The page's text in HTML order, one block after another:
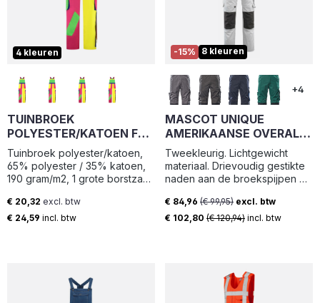
4 kleuren
TUINBROEK
POLYESTER/KATOEN FU-
GE-GR-KOR-FRANJE
MAAT 56
Tuinbroek polyester/katoen,
65% polyester / 35% katoen,
190 gram/m2, 1 grote borstzak
zijzakken, 2 intasten,
achterzak en duimstokzak
Normale prijs:
€ 20,32 excl. btw
€ 24,59 incl. btw
-15% 8 kleuren
+4
MASCOT UNIQUE
AMERIKAANSE OVERALL
MET KNIEZAKKEN 12169
Tweekleurig. Lichtgewicht
materiaal. Drievoudig gestikte
naden aan de broekspijpen en
schouderbanden met korte
sterke elastieken en kunststof
ring. Binnenzak met
klittenbandsluiting. Verstelbare
tailleband. Ergonomisch
Verkoopprijs:
€ 84,96 (€ 99,95) excl. btw
€ 102,80 (€ 120,94) incl. btw